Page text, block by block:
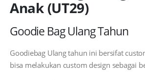
Anak (UT29)
Goodie Bag Ulang Tahun
Goodiebag Ulang tahun ini bersifat
bisa melakukan custom design sebagai